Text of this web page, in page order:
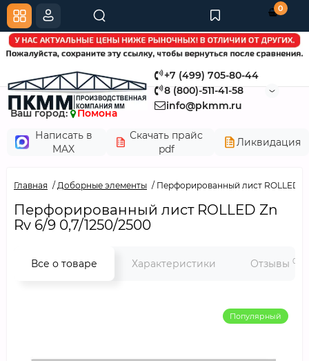
+7 (499) 705-80-44
8 (800)-511-41-58
info@pkmm.ru
Ваш город:
Помона
Написать в
MAX
Скачать прайс
pdf
Ликвидация
0
Главная Доборные элементы Перфорированный лист ROLLED
Перфорированный лист ROLLED Zn
Rv 6/9 0,7/1250/2500
Все о товаре Характеристики Отзывы 0
Популярный